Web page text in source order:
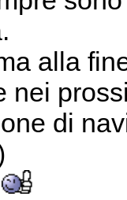
alla
nei
di